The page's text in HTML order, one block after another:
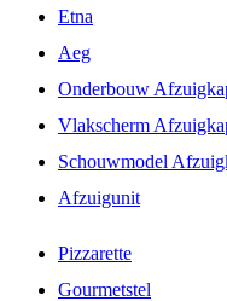
Etna
Aeg
Onderbouw
Vlakscherm
Schouwmodel
Afzuigunit
Pizzarette
Gourmetstel